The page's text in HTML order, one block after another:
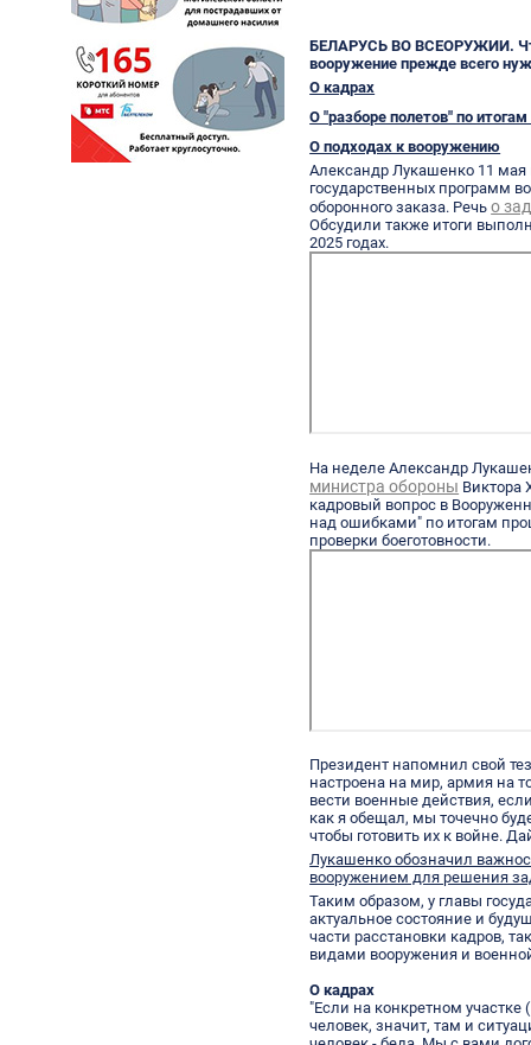
БЕЛАРУСЬ ВО ВСЕОРУЖИИ.
вооружение прежде всего
О кадрах
О "разборе полетов" по
О подходах к вооружению
Александр Лукашенко 11
государственных программ
оборонного заказа. Речьо
Обсудили также итоги
2025 годах.
На неделе Александр
министра обороны Виктора
кадровый вопрос в
над ошибками" по итогам
проверки боеготовности.
Президент напомнил свой
настроена на мир, армия на
вести военные действия,
как я обещал, мы точечно
чтобы готовить их к войне.
Лукашенко обозначил
вооружением для решения
Таким образом, у главы
актуальное состояние и
части расстановки кадров,
видами вооружения и
О кадрах
"Если на конкретном
человек, значит, там и